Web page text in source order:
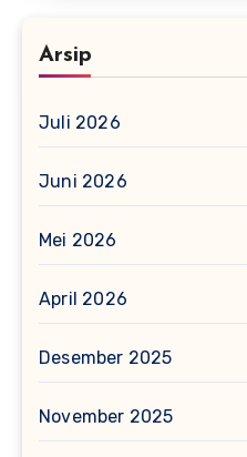
Arsip
Juli 2026
Juni 2026
Mei 2026
April 2026
Desember 2025
November 2025